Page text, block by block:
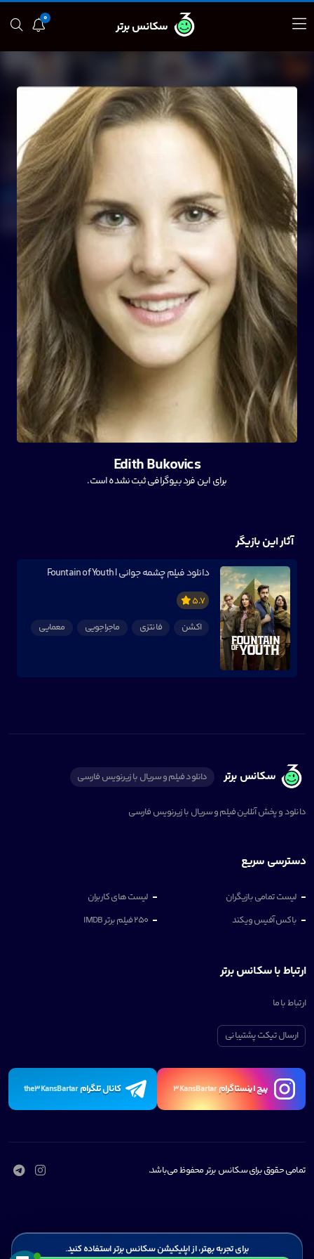
0
سکانس برتر
Edith Bukovics
برای این فرد بیوگرافی ثبت نشده است.
آثار این بازیگر
دانلود فیلم چشمه جوانی | Fountain of Youth
5.7
اکشن
فانتزی ماجراجویی معمایی
سکانس برتر دانلود فیلم و سریال با زیرنویس فارسی
دانلود و پخش آنلاین فیلم و سریال با زیرنویس فارسی
دسترسی سریع
لیست تمامی بازیگران
لیست های کاربران
باکس آفیس ویکند
250 فیلم برتر IMDB
ارتباط با سکانس برتر
ارتباط با ما
ارسال تیکت پشتیبانی
پیچ اینستاگرام3KansBartar کانال تلگرامthe3KansBartar
تمامی حقوق برای سکانس برتر محفوظ می‌باشد.
برای تجربه بهتر، از اپلیکیشن سکانس برتر استفاده کنید.